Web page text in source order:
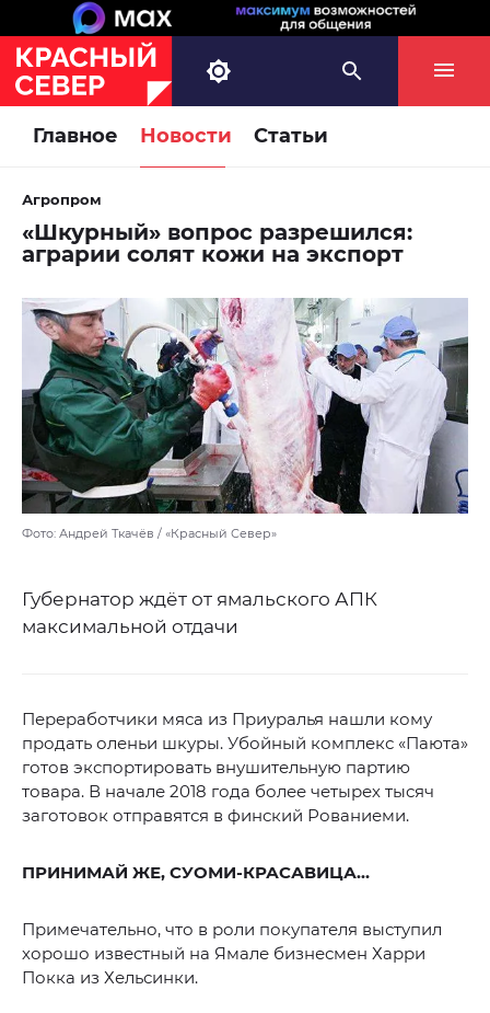
Главное Новости Статьи
Агропром
«Шкурный» вопрос разрешился:
аграрии солят кожи на экспорт
Фото: Андрей Ткачёв / «Красный Север»
Губернатор ждёт от ямальского АПК
максимальной отдачи
Переработчики мяса из Приуралья нашли кому
продать оленьи шкуры. Убойный комплекс «Паюта»
готов экспортировать внушительную партию
товара. В начале 2018 года более четырех тысяч
заготовок отправятся в финский Рованиеми.
ПРИНИМАЙ ЖЕ, СУОМИ-КРАСАВИЦА…
Примечательно, что в роли покупателя выступил
хорошо известный на Ямале бизнесмен Харри
Покка из Хельсинки.